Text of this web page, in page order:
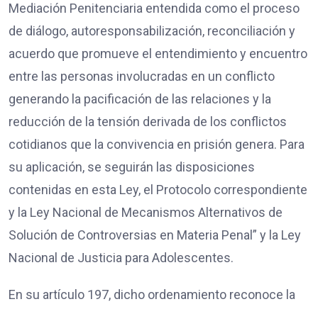
Mediación Penitenciaria entendida como el proceso
de diálogo, autoresponsabilización, reconciliación y
acuerdo que promueve el entendimiento y encuentro
entre las personas involucradas en un conflicto
generando la pacificación de las relaciones y la
reducción de la tensión derivada de los conflictos
cotidianos que la convivencia en prisión genera. Para
su aplicación, se seguirán las disposiciones
contenidas en esta Ley, el Protocolo correspondiente
y la Ley Nacional de Mecanismos Alternativos de
Solución de Controversias en Materia Penal” y la Ley
Nacional de Justicia para Adolescentes.
En su artículo 197, dicho ordenamiento reconoce la